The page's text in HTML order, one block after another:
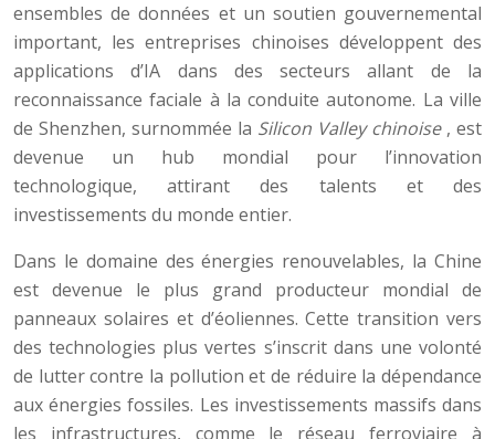
ensembles de données et un soutien gouvernemental
important, les entreprises chinoises développent des
applications d’IA dans des secteurs allant de la
reconnaissance faciale à la conduite autonome. La ville
de Shenzhen, surnommée la Silicon Valley chinoise , est
devenue un hub mondial pour l’innovation
technologique, attirant des talents et des
investissements du monde entier.
Dans le domaine des énergies renouvelables, la Chine
est devenue le plus grand producteur mondial de
panneaux solaires et d’éoliennes. Cette transition vers
des technologies plus vertes s’inscrit dans une volonté
de lutter contre la pollution et de réduire la dépendance
aux énergies fossiles. Les investissements massifs dans
les infrastructures, comme le réseau ferroviaire à